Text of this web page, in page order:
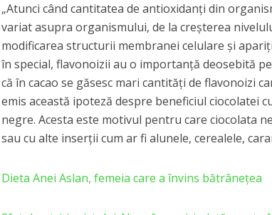
„Atunci când cantitatea de antioxidanți din
variat asupra organismului, de la creșterea
modificarea structurii membranei celulare și
în special, flavonoizii au o importanță deosebită
că în cacao se găsesc mari cantități de flavonoizi
emis această ipoteză despre beneficiul ciocolatei
negre. Acesta este motivul pentru care ciocolata
sau cu alte inserții cum ar fi alunele, cerealele,
Dieta Anei Aslan, femeia care a învins bătrânețea